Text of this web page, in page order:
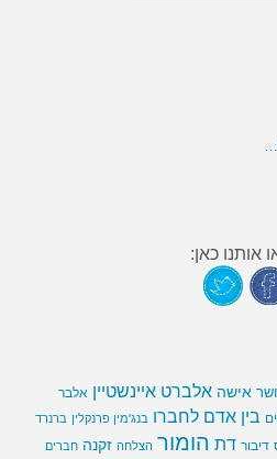
אותנו כאן:
אישה אלברט איינשטיין אלבר
בין אדם לחברו בנג'מין פרנקלין ברנרד
דיבור דת הומור הצלחה זקנה חברים